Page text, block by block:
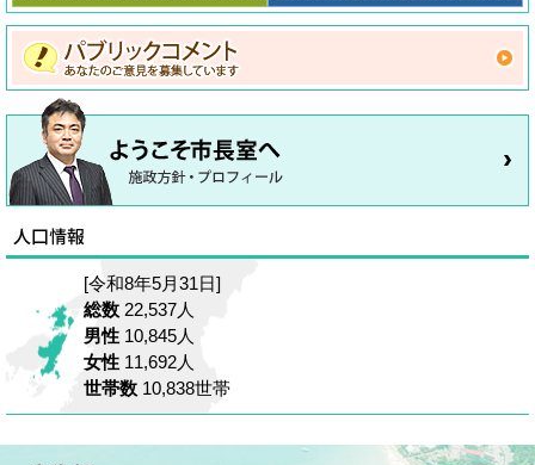
[令和8年5月31日]
総数 22,537人
男性 10,845人
女性 11,692人
世帯数 10,838世帯